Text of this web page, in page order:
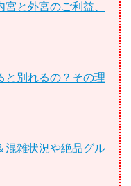
と外宮のご利益、
別れるの？その理
混雑状況や絶品グル